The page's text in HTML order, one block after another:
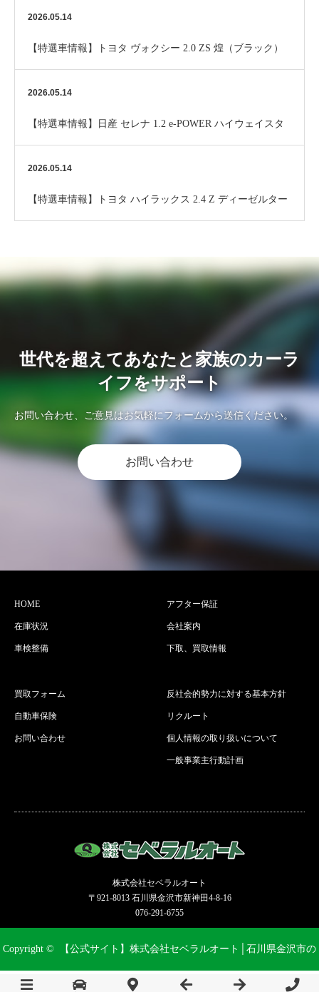
2026.05.14
【特選車情報】トヨタ ヴォクシー 2.0 ZS 煌（ブラック）
2026.05.14
【特選車情報】日産 セレナ 1.2 e-POWER ハイウェイスタ
ー V 10インチナビ （パール）…
2026.05.14
【特選車情報】トヨタ ハイラックス 2.4 Z ディーゼルター
世代を超えてあなたと家族のカーラ
イフをサポート
お問い合わせ、ご意見はお気軽にフォームから送信ください。
お問い合わせ
HOME
在庫状況
車検整備
アフター保証
会社案内
下取、買取情報
買取フォーム
自動車保険
お問い合わせ
反社会的勢力に対する基本方針
リクルート
個人情報の取り扱いについて
一般事業主行動計画
株式会社セベラルオート
〒921-8013 石川県金沢市新神田4-8-16
076-291-6755
Copyright © 【公式サイト】株式会社セベラルオート│石川県金沢市の